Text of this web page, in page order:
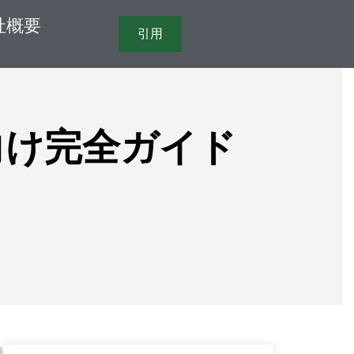
概要 引用
完全ガイド